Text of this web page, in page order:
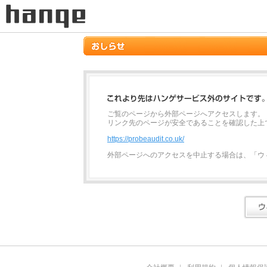
ご覧のページから外部ページへアクセスします。
リンク先のページが安全であることを確認した
https://probeaudit.co.uk/
外部ページへのアクセスを中止する場合は、「